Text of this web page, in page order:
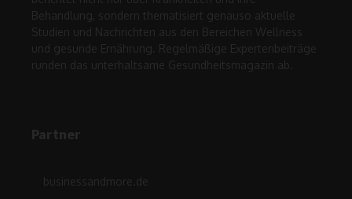
Behandlung, sondern thematisiert genauso aktuelle
Studien und Nachrichten aus den Bereichen Wellness
und gesunde Ernährung. Regelmäßige Expertenbeiträge
runden das unterhaltsame Gesundheitsmagazin ab.
Partner
businessandmore.de